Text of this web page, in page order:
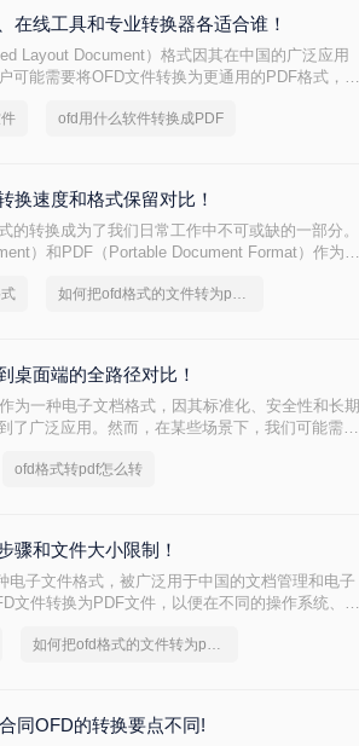
在线工具和专业转换器各适合谁！
Layout Document）格式因其在中国的广泛应用
可能需要将OFD文件转换为更通用的PDF格式，以
ofd用什么软件转换成PDF
换速度和格式保留对比！
转换成为了我们日常工作中不可或缺的一部分。
）和PDF（Portable Document Format）作为两
广泛地使用和分享。那么ofd怎么转换pdf文件格式
如何把ofd格式的文件转为pdf格式
桌面端的全路径对比！
为一种电子文档格式，因其标准化、安全性和长期
了广泛应用。然而，在某些场景下，我们可能需要
PDF的方法。
ofd格式转pdf怎么转
骤和文件大小限制！
电子文件格式，被广泛用于中国的文档管理和电子
文件转换为PDF文件，以便在不同的操作系统、软
如何把ofd格式的文件转为pdf格式
同OFD的转换要点不同!